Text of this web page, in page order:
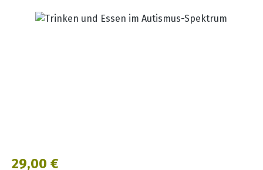
Bildergalerie überspringen
Regulärer Preis:
29,00 €